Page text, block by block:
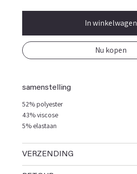
In winkelwagen
Nu kopen
samenstelling
52% polyester
43% viscose
5% elastaan
VERZENDING